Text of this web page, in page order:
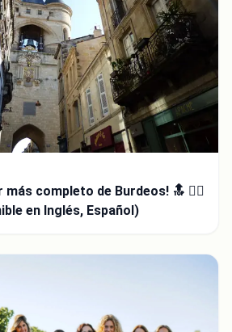
más completo de Burdeos! 🔝 👍🏻
en Inglés, Español)